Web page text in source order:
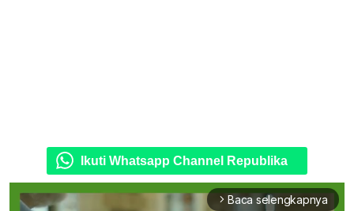
Ikuti Whatsapp Channel Republika
arrow_forward_ios Baca selengkapnya